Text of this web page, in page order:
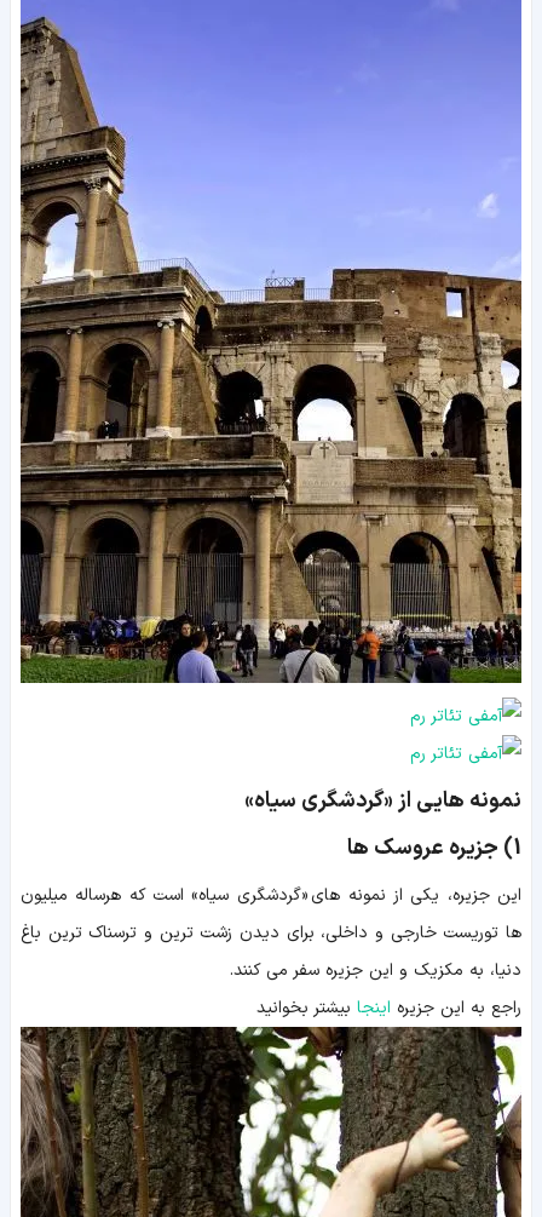
نمونه هایی از «گردشگری سیاه»
1) جزیره عروسک ها
این جزیره، یکی از نمونه های «گردشگری سیاه» است که هرساله میلیون
ها توریست خارجی و داخلی، برای دیدن زشت ترین و ترسناک ترین باغ
دنیا، به مکزیک و این جزیره سفر می کنند.
راجع به این جزیره اینجا بیشتر بخوانید